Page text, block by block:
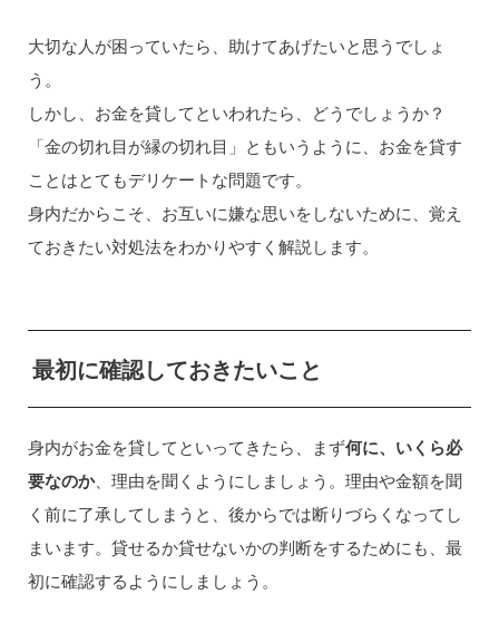
大切な人が困っていたら、助けてあげたいと思うでしょ
う。
しかし、お金を貸してといわれたら、どうでしょうか？
「金の切れ目が縁の切れ目」ともいうように、お金を貸す
ことはとてもデリケートな問題です。
身内だからこそ、お互いに嫌な思いをしないために、覚え
ておきたい対処法をわかりやすく解説します。
最初に確認しておきたいこと
身内がお金を貸してといってきたら、まず何に、いくら必
要なのか、理由を聞くようにしましょう。理由や金額を聞
く前に了承してしまうと、後からでは断りづらくなってし
まいます。貸せるか貸せないかの判断をするためにも、最
初に確認するようにしましょう。